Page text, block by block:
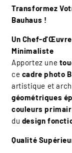
Transformez
Bauhaus !
Un Chef-
Minimaliste
Apportez une
ce cadre photo
artistique et
géométriques
couleurs
du design
Qualité